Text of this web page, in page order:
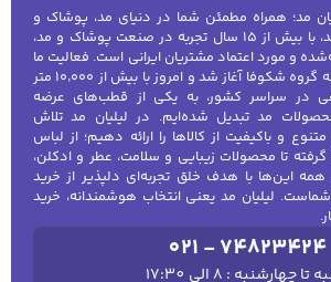
مد؛ همراه مطمئن شما در دنیای مد، پوشاک و
سبک زندگی | لیلیان مد، با بیش از ۱۵ سال تجربه در صنعت پوشاک و مد،
و مورد اعتماد مشتریان ایرانی است. فعالیت ما
از سال ۲۰۰۸ زیرمجموعه گروه شکوفا آغاز شد و امروز با بیش از ۱۰٬۰۰۰ متر
در سراسر کشور، به یکی از قطب‌های عرضه
مد تبدیل شده‌ایم. در لیلیان مد تلاش
و باکیفیت از کالاها را ارائه دهیم؛ از لباس
گرفته تا محصولات زیبایی و سلامت، عطر و ادکلن،
این‌ها با هدف خلق تجربه‌ای دلپذیر از خرید
لیلیان مد یعنی انتخاب هوشمندانه، خرید
021 - 74823424
چهارشنبه : 8 الی 17:30